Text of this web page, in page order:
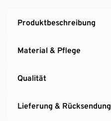
Produktbeschreibung
Material & Pflege
Qualität
Lieferung & Rücksendung